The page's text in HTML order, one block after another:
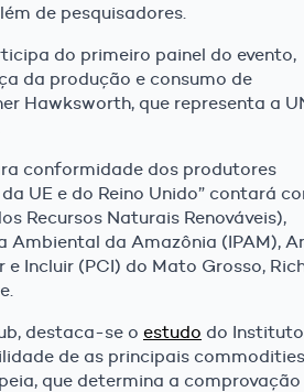
de pesquisadores.
do primeiro painel do evento,
da produção e consumo de
Hawksworth, que representa a
conformidade dos produtores
UE e do Reino Unido” contará
Recursos Naturais Renováveis),
da Amazônia (IPAM),
Incluir (PCI) do Mato Grosso,
destaca-se o estudo do Instituto
de as principais commodities
que determina a comprovação